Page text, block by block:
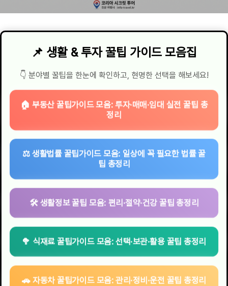
📌 생활 & 투자 꿀팁 가이드 모음집
👇 분야별 꿀팁을 한눈에 확인하고, 현명한 선택을 해보세요!
🏠 부동산 꿀팁가이드 모음: 투자·매매·임대 실전 꿀팁 총
정리
⚖️ 생활법률 꿀팁가이드 모음: 일상에 꼭 필요한 법률 꿀
팁 총정리
🛠 생활정보 꿀팁 모음: 편리·절약·건강 꿀팁 총정리
🥦 식재료 꿀팁가이드 모음: 선택·보관·활용 꿀팁 총정리
🚗 자동차 꿀팁가이드 모음: 관리·정비·운전 꿀팁 총정리